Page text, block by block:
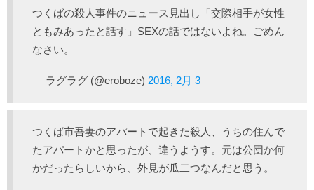
つくばの殺人事件のニュース見出し「交際相手が女性
ともみあったと話す」SEXの話ではないよね。ごめん
なさい。
— ラグラグ (@eroboze) 2016, 2月 3
つくば市吾妻のアパートで起きた殺人、うちの住んで
たアパートかと思ったが、違うようす。元は公団か何
かだったらしいから、外見が瓜二つなんだと思う。